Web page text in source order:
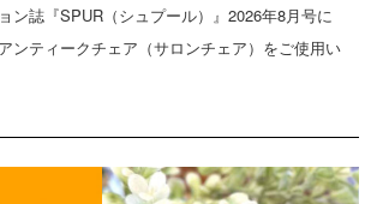
ン誌『SPUR（シュプール）』2026年8月号に
ンティークチェア（サロンチェア）をご使用い